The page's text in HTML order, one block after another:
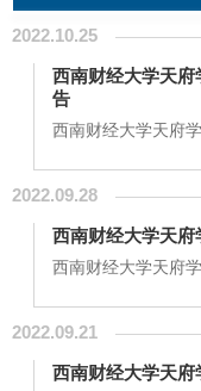
2022.10.25
西南财经大学天
告
西南财经大学天府
要，将面向社会及
事项如下：一、招
招聘人数招聘要求
都校区1名、绵阳校
2022.09.28
西南财经大学天府
西南财经大学天府
会在职、非在职人
下：一、招聘岗位
阳、德阳（根据教
2022.09.21
西南财经大学天